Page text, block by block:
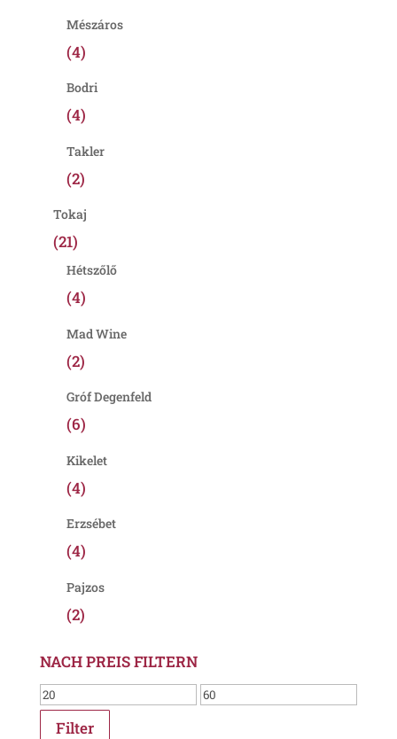
Mészáros
(4)
Bodri
(4)
Takler
(2)
Tokaj
(21)
Hétszőlő
(4)
Mad Wine
(2)
Gróf Degenfeld
(6)
Kikelet
(4)
Erzsébet
(4)
Pajzos
(2)
NACH PREIS FILTERN
Filter